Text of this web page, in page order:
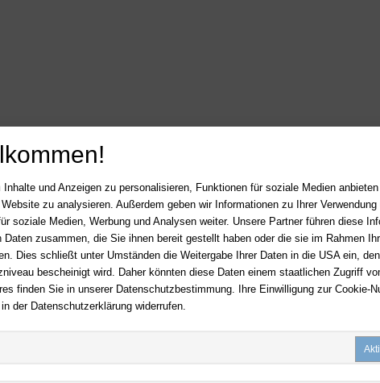
LOS
Hilfe
FAQ - Häufige Fragen
Kontakt
und Anzeigen zu personalisieren, Funktionen für soziale Medien
zu analysieren. Außerdem geben wir Informationen zu Ihrer Verwendung
soziale Medien, Werbung und Analysen weiter. Unsere Partner führen diese
zusammen, die Sie ihnen bereit gestellt haben oder die sie im Rahmen
Dies schließt unter Umständen die Weitergabe Ihrer Daten in die USA ein,
bescheinigt wird. Daher könnten diese Daten einem staatlichen Zugriff
finden Sie in unserer Datenschutzbestimmung. Ihre Einwilligung zur Cookie-
der Datenschutzerklärung widerrufen.